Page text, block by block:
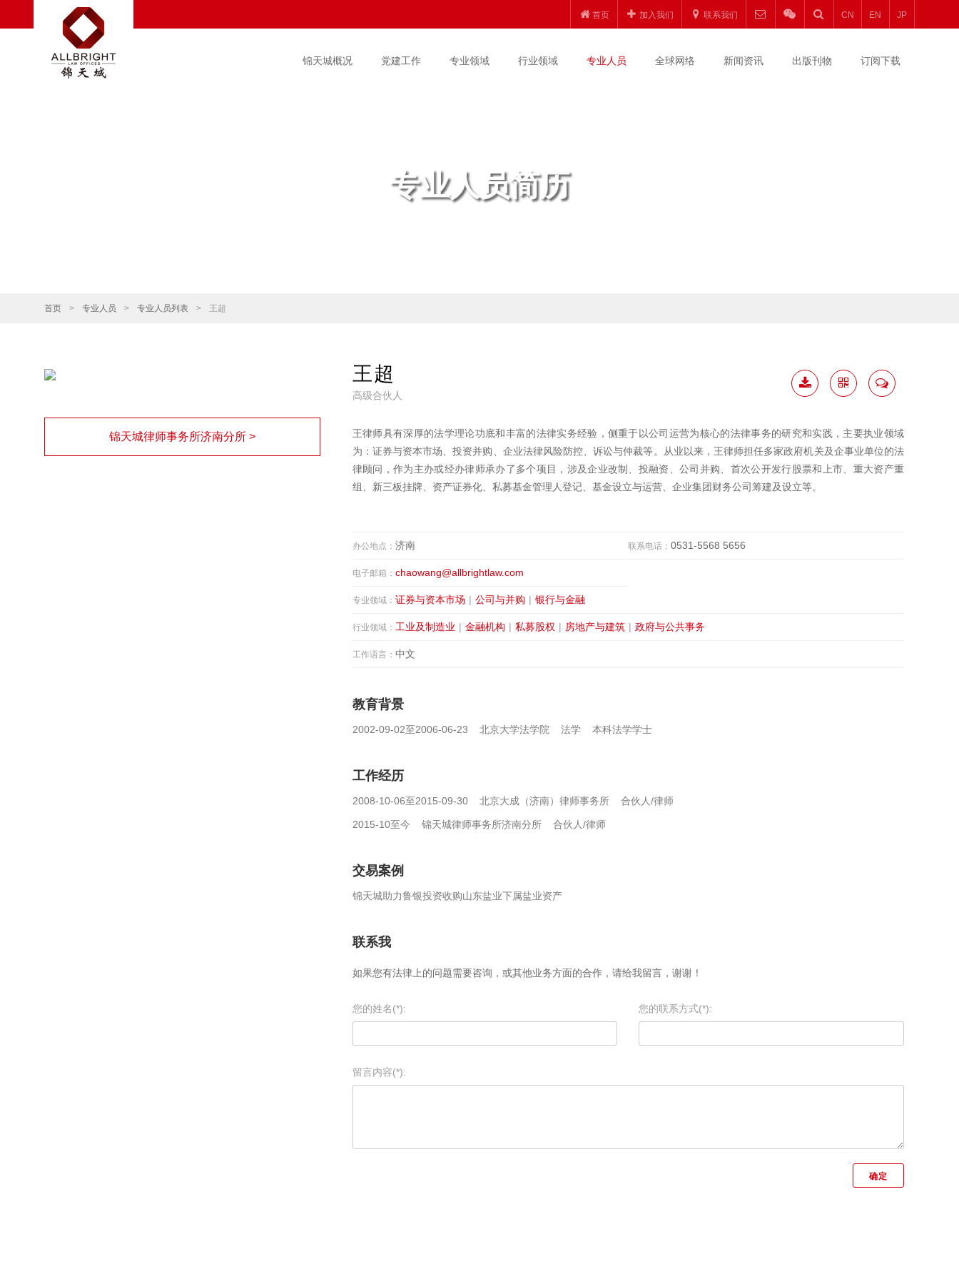
首页 加入我们 联系我们 CN EN JP
锦天城概况 党建工作 专业领域 行业领域 专业人员 全球网络 新闻资讯 出版刊物 订阅下载
专业人员简历
首页 > 专业人员 > 专业人员列表 > 王超
王超
高级合伙人
王律师具有深厚的法学理论功底和丰富的法律实务经验，侧重于以公司运营为核心的法律事务的研究和实践，主要执业领域
为：证券与资本市场、投资并购、企业法律风险防控、诉讼与仲裁等。从业以来，王律师担任多家政府机关及企事业单位的法
律顾问，作为主办或经办律师承办了多个项目，涉及企业改制、投融资、公司并购、首次公开发行股票和上市、重大资产重
组、新三板挂牌、资产证券化、私募基金管理人登记、基金设立与运营、企业集团财务公司筹建及设立等。
办公地点： 济南 联系电话：0531-5568 5656
电子邮箱： chaowang@allbrightlaw.com
专业领域： 证券与资本市场 | 公司与并购 | 银行与金融
行业领域： 工业及制造业 | 金融机构 | 私募股权 | 房地产与建筑 | 政府与公共事务
工作语言： 中文
教育背景
2002-09-02至2006-06-23 北京大学法学院 法学 本科法学学士
工作经历
2008-10-06至2015-09-30 北京大成（济南）律师事务所 合伙人/律师
2015-10至今 锦天城律师事务所济南分所 合伙人/律师
交易案例
锦天城助力鲁银投资收购山东盐业下属盐业资产
联系我
如果您有法律上的问题需要咨询，或其他业务方面的合作，请给我留言，谢谢！
您的姓名(*): 您的联系方式(*):
留言内容(*):
锦天城律师事务所济南分所 >